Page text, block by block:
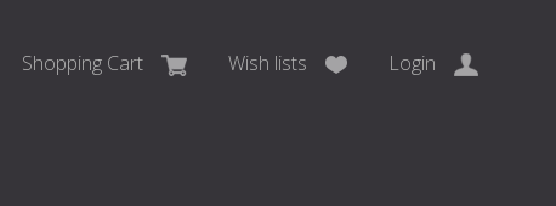
Shopping Cart Wish lists Login